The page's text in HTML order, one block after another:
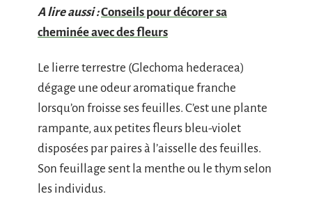
A lire aussi :Conseils pour décorer sa
cheminée avec des fleurs
Le lierre terrestre (Glechoma hederacea)
dégage une odeur aromatique franche
lorsqu’on froisse ses feuilles. C’est une plante
rampante, aux petites fleurs bleu-violet
disposées par paires à l’aisselle des feuilles.
Son feuillage sent la menthe ou le thym selon
les individus.